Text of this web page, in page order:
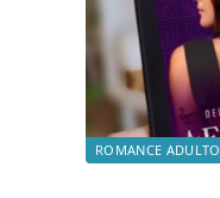
ROMANCE ADULTO